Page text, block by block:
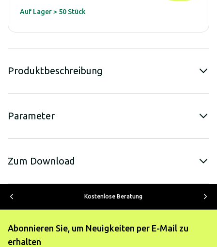
Auf Lager > 50 Stück
Produktbeschreibung
Parameter
Zum Download
Kostenlose Beratung
Abonnieren Sie, um Neuigkeiten per E-Mail zu
erhalten